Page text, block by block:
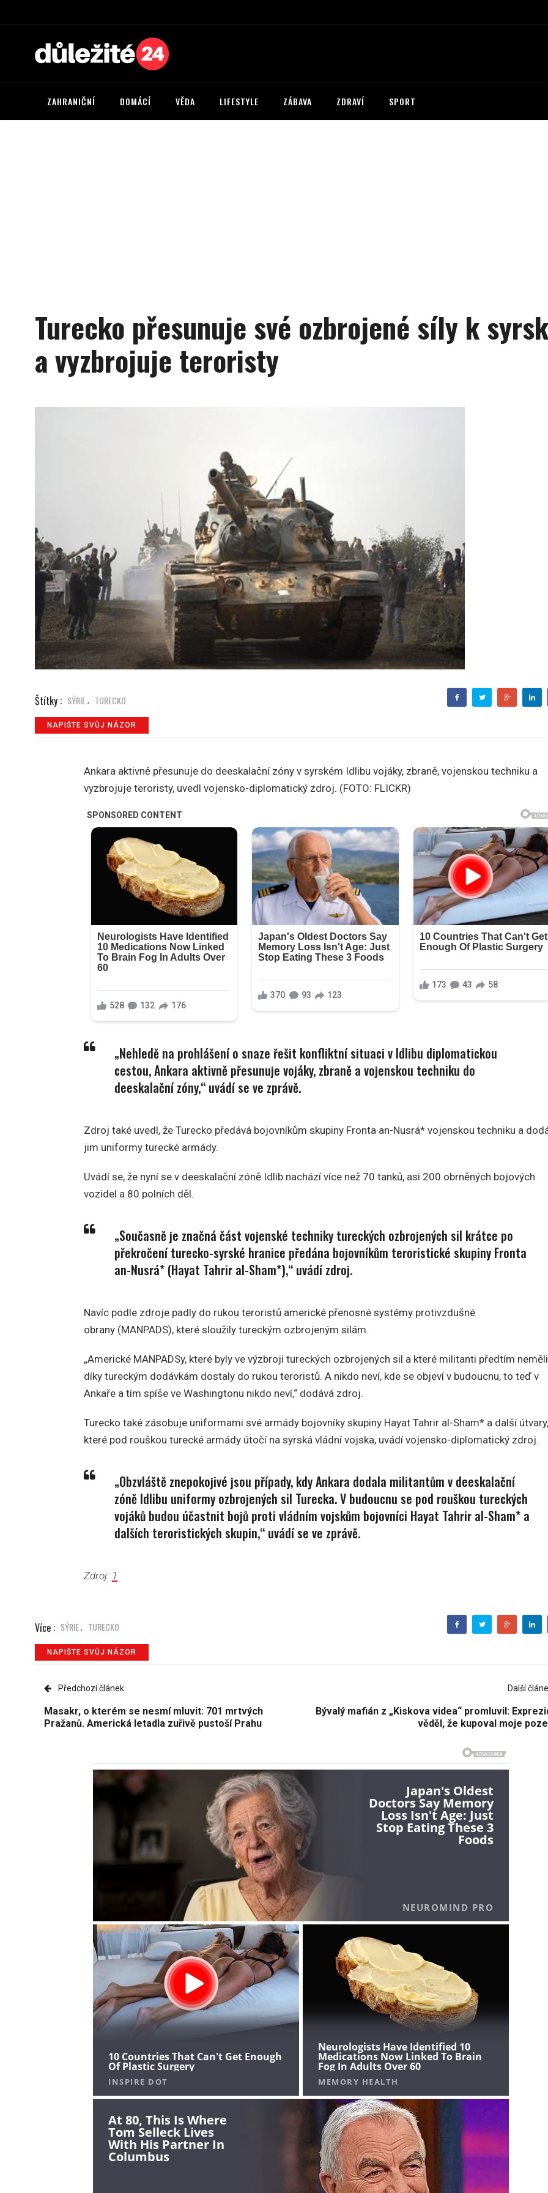
ZAHRANIČNÍ DOMÁCÍ VĚDA LIFESTYLE ZÁBAVA ZDRAVÍ SPORT
Turecko přesunuje své ozbrojené síly k
a vyzbrojuje teroristy
Štítky : SÝRIE, TURECKO
NAPIŠTE SVŮJ NÁZOR
Ankara aktivně přesunuje do deeskalační zóny v syrském Idlibu vojáky, zbraně, vojenskou techniku a
vyzbrojuje teroristy, uvedl vojensko-diplomatický zdroj. (FOTO: FLICKR)
„Nehledě na prohlášení o snaze řešit konfliktní situaci v Idlibu diplomatickou
cestou, Ankara aktivně přesunuje vojáky, zbraně a vojenskou techniku do
deeskalační zóny,“ uvádí se ve zprávě.
Zdroj také uvedl, že Turecko předává bojovníkům skupiny Fronta an-Nusrá* vojenskou techniku a
jim uniformy turecké armády.
Uvádí se, že nyní se v deeskalační zóně Idlib nachází více než 70 tanků, asi 200 obrněných bojových
vozidel a 80 polních děl.
„Současně je značná část vojenské techniky tureckých ozbrojených sil krátce po
překročení turecko-syrské hranice předána bojovníkům teroristické skupiny Fronta
an-Nusrá* (Hayat Tahrir al-Sham*),“ uvádí zdroj.
Navíc podle zdroje padly do rukou teroristů americké přenosné systémy protivzdušné
obrany (MANPADS), které sloužily tureckým ozbrojeným silám.
„Americké MANPADSy, které byly ve výzbroji tureckých ozbrojených sil a které militanti předtím
díky tureckým dodávkám dostaly do rukou teroristů. A nikdo neví, kde se objeví v budoucnu, to teď v
Ankaře a tím spíše ve Washingtonu nikdo neví,“ dodává zdroj.
Turecko také zásobuje uniformami své armády bojovníky skupiny Hayat Tahrir al-Sham* a další útvary,
které pod rouškou turecké armády útočí na syrská vládní vojska, uvádí vojensko-diplomatický zdroj.
„Obzvláště znepokojivé jsou případy, kdy Ankara dodala militantům v deeskalační
zóně Idlibu uniformy ozbrojených sil Turecka. V budoucnu se pod rouškou tureckých
vojáků budou účastnit bojů proti vládním vojskům bojovníci Hayat Tahrir al-Sham* a
dalších teroristických skupin,“ uvádí se ve zprávě.
Zdroj: 1
Více : SÝRIE, TURECKO
NAPIŠTE SVŮJ NÁZOR
Předchozí článek
Masakr, o kterém se nesmí mluvit: 701 mrtvých
Pražanů. Americká letadla zuřivě pustoší Prahu
Další
Bývalý mafián z „Kiskova videa“ promluvil:
věděl, že kupoval moje